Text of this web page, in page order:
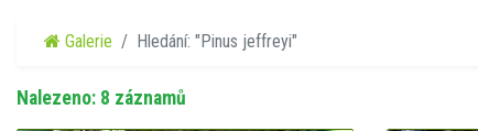
Galerie Hledání: "Pinus jeffreyi"
Nalezeno: 8 záznamů